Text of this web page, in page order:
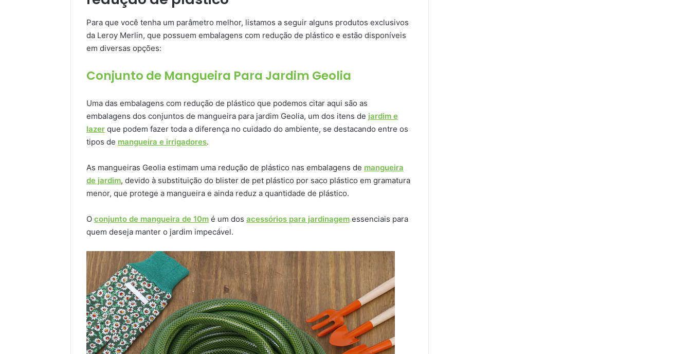
Para que você tenha um parâmetro melhor, listamos a seguir alguns produtos exclusivos
da Leroy Merlin, que possuem embalagens com redução de plástico e estão disponíveis
em diversas opções:
Conjunto de Mangueira Para Jardim Geolia
Uma das embalagens com redução de plástico que podemos citar aqui são as
embalagens dos conjuntos de mangueira para jardim Geolia, um dos itens de jardim e
lazer que podem fazer toda a diferença no cuidado do ambiente, se destacando entre os
tipos de mangueira e irrigadores.
As mangueiras Geolia estimam uma redução de plástico nas embalagens de mangueira
de jardim, devido à substituição do blister de pet plástico por saco plástico em gramatura
menor, que protege a mangueira e ainda reduz a quantidade de plástico.
O conjunto de mangueira de 10m é um dos acessórios para jardinagem essenciais para
quem deseja manter o jardim impecável.